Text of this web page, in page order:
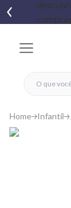
fechar menu
fechar menu
favoritos
Home Infantil